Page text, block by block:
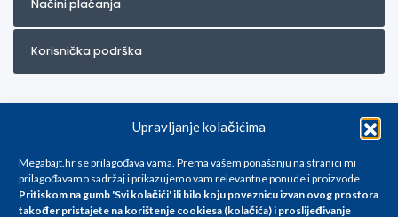
Upravljanje kolačićima
Megabajt.hr se prilagođava vama. Prema vašem ponašanju na stranici mi
prilagođavamo sadržaj i prikazujemo vam relevantne ponude i proizvode.
Pritiskom na gumb 'Svi kolačići' ili bilo koju poveznicu izvan ovog prostora
također pristajete na korištenje cookiesa (kolačića) i proslijeđivanje
Načini plaćanja
Korisnička podrška
Za artikle kojih trenutno nema u ponudi obratite nam se na